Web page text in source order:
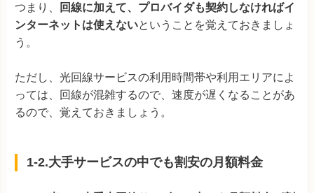
つまり、
回線に加えて、プロバイダも契約しなければイ
ンターネットは使えないということを覚えておきましょ
う。
ただし、光回線サービスの利用時間帯や利用エリアによ
っては、回線が混雑するので、速度が遅くなることがあ
るので、覚えておきましょう。
1-2.大手サービスの中でも割安の月額料金